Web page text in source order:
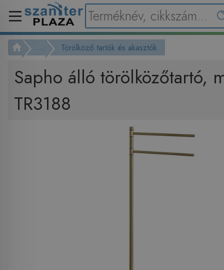
... Törölköző tartók és akasztók
Sapho álló törölközőtartó,
TR3188